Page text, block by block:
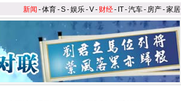
新闻 -体育-S-娱乐-V- 财经- IT-汽车- 房产-家居